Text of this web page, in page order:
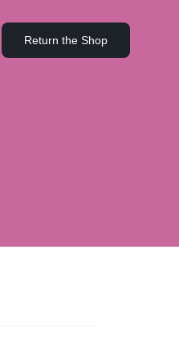
Return the Shop